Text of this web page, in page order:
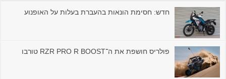
חדש: חסימת הונאות בהעברת בעלות על האופנוע
פולריס חושפת את ה־RZR PRO R BOOST טורבו